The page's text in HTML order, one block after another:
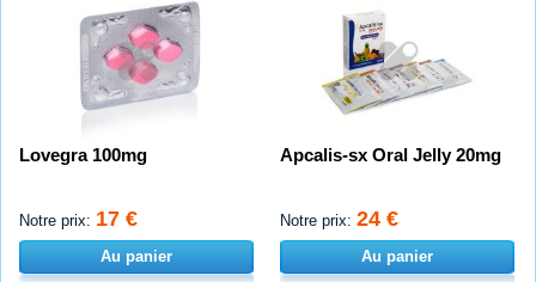
Lovegra 100mg
Notre prix: 17 €
Au panier
Apcalis-sx Oral Jelly 20mg
Notre prix: 24 €
Au panier